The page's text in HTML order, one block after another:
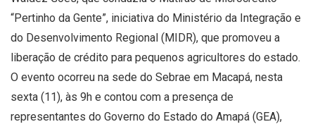
“Pertinho da Gente”, iniciativa do Ministério da Integração e
do Desenvolvimento Regional (MIDR), que promoveu a
liberação de crédito para pequenos agricultores do estado.
O evento ocorreu na sede do Sebrae em Macapá, nesta
sexta (11), às 9h e contou com a presença de
representantes do Governo do Estado do Amapá (GEA),